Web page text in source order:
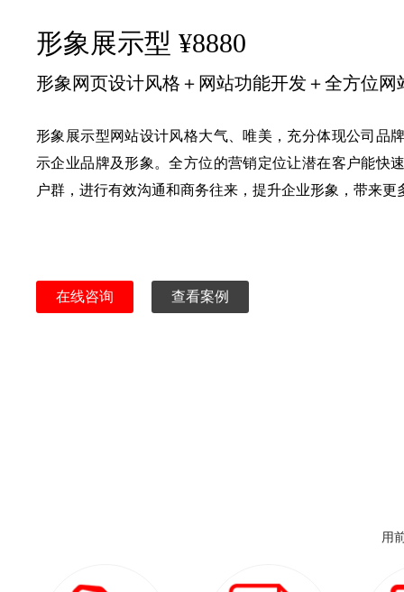
形象展示型 ¥8880
形象网页设计风格＋网站功能开发＋全方位网
形象展示型网站设计风格大气、唯美，充分体现公司品
示企业品牌及形象。全方位的营销定位让潜在客户能快
户群，进行有效沟通和商务往来，提升企业形象，带来更
在线咨询 查看案例
用